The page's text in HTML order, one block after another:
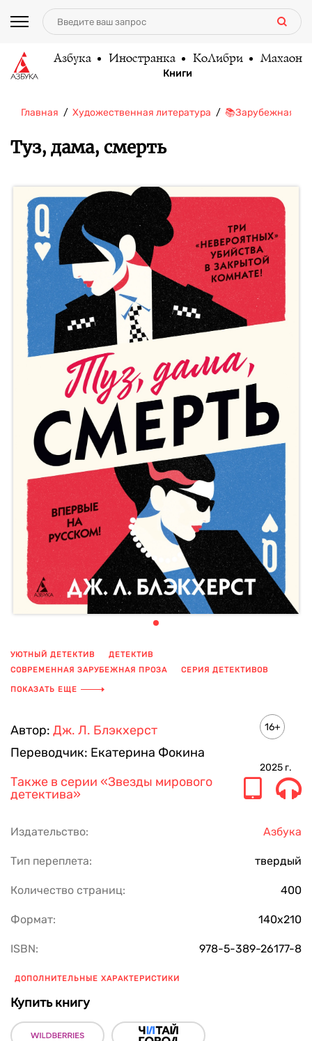
Азбука Иностранка КоЛибри Махаон
Книги
Главная Художественная литература 📚Зарубежная
Туз, дама, смерть
УЮТНЫЙ ДЕТЕКТИВ
ДЕТЕКТИВ
СОВРЕМЕННАЯ ЗАРУБЕЖНАЯ ПРОЗА
СЕРИЯ ДЕТЕКТИВОВ
УБИЙСТВО
АНГЛИЯ
ПОКАЗАТЬ ЕЩЕ
Автор: Дж. Л. Блэкхерст
Переводчик: Екатерина Фокина
16+
2025 г.
Также в серии «Звезды мирового
детектива»
Издательство: Азбука
Тип переплета: твердый
Количество страниц: 400
Формат: 140х210
ISBN: 978-5-389-26177-8
ДОПОЛНИТЕЛЬНЫЕ ХАРАКТЕРИСТИКИ
Купить книгу